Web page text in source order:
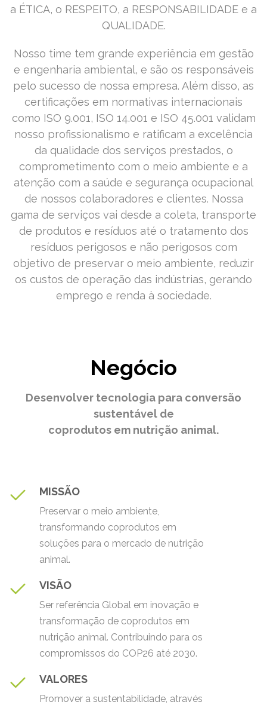
a ÉTICA, o RESPEITO, a RESPONSABILIDADE e a
QUALIDADE.
Nosso time tem grande experiência em gestão
e engenharia ambiental, e são os responsáveis
pelo sucesso de nossa empresa. Além disso, as
certificações em normativas internacionais
como ISO 9.001, ISO 14.001 e ISO 45.001 validam
nosso profissionalismo e ratificam a excelência
da qualidade dos serviços prestados, o
comprometimento com o meio ambiente e a
atenção com a saúde e segurança ocupacional
de nossos colaboradores e clientes. Nossa
gama de serviços vai desde a coleta, transporte
de produtos e resíduos até o tratamento dos
resíduos perigosos e não perigosos com
objetivo de preservar o meio ambiente, reduzir
os custos de operação das indústrias, gerando
emprego e renda à sociedade.
Negócio
Desenvolver tecnologia para conversão
sustentável de
coprodutos em nutrição animal.
MISSÃO
Preservar o meio ambiente,
transformando coprodutos em
soluções para o mercado de nutrição
animal.
VISÃO
Ser referência Global em inovação e
transformação de coprodutos em
nutrição animal. Contribuindo para os
compromissos do COP26 até 2030.
VALORES
Promover a sustentabilidade, através